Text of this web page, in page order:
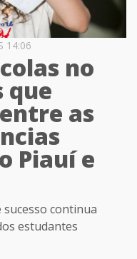
14:06
no
que
as
Piauí e
sucesso continua
estudantes